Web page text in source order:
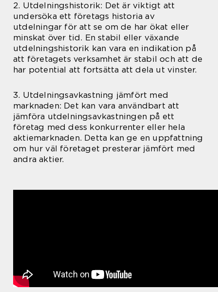
2. Utdelningshistorik: Det är viktigt att
undersöka ett företags historia av
utdelningar för att se om de har ökat eller
minskat över tid. En stabil eller växande
utdelningshistorik kan vara en indikation på
att företagets verksamhet är stabil och att de
har potential att fortsätta att dela ut vinster.
3. Utdelningsavkastning jämfört med
marknaden: Det kan vara användbart att
jämföra utdelningsavkastningen på ett
företag med dess konkurrenter eller hela
aktiemarknaden. Detta kan ge en uppfattning
om hur väl företaget presterar jämfört med
andra aktier.